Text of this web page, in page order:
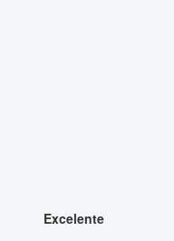
Excelente